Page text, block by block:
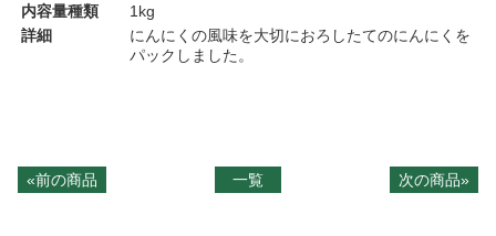
内容量種類
1kg
詳細
にんにくの風味を大切におろしたてのにんにくを
パックしました。
«前の商品 一覧 次の商品»